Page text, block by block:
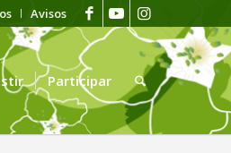
Avisos
Participar